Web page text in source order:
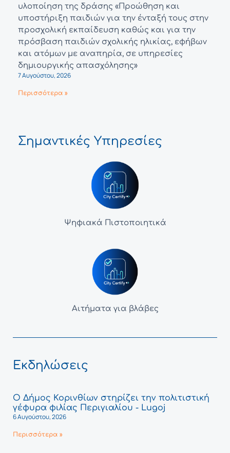
υλοποίηση της δράσης «Προώθηση και
υποστήριξη παιδιών για την ένταξή τους στην
προσχολική εκπαίδευση καθώς και για την
πρόσβαση παιδιών σχολικής ηλικίας, εφήβων
και ατόμων με αναπηρία, σε υπηρεσίες
δημιουργικής απασχόλησης»
7 Αυγούστου, 2026
Περισσότερα »
Σημαντικές Υπηρεσίες
Ψηφιακά Πιστοποιητικά
Αιτήματα για βλάβες
Εκδηλώσεις
Ο Δήμος Κορινθίων στηρίζει την πολιτιστική
γέφυρα φιλίας Περιγιαλίου - Lugoj
6 Αυγούστου, 2026
Περισσότερα »